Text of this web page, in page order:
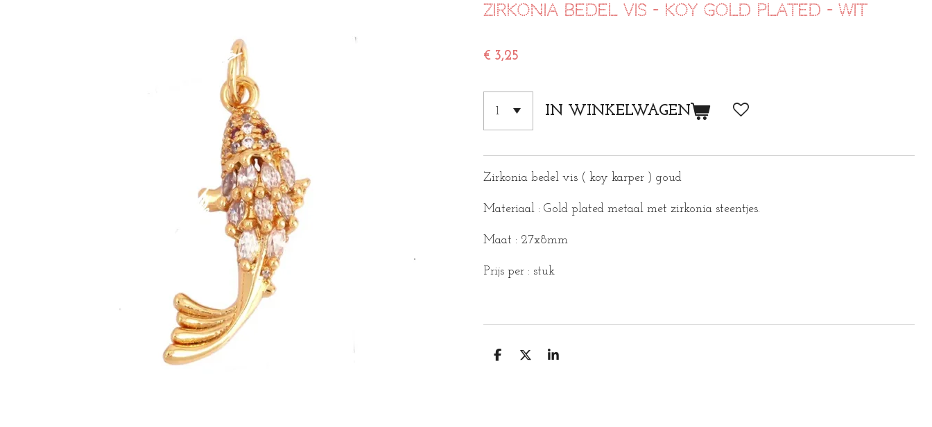
Zirkonia bedel vis - koy Gold plated - Wit
€ 3,25
IN WINKELWAGEN
Zirkonia bedel vis ( koy karper ) goud
Materiaal : Gold plated metaal met zirkonia steentjes.
Maat : 27x8mm
Prijs per : stuk
D
D
S